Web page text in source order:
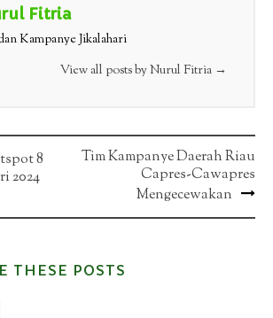
Fitria
Kampanye Jikalahari
View all posts by Nurul Fitria →
8
2024
Tim Kampanye Daerah Riau
Capres-Cawapres
Mengecewakan
THESE POSTS